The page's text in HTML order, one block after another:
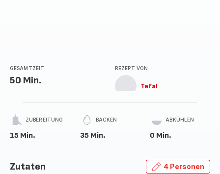
GESAMTZEIT
50 Min.
REZEPT VON
Tefal
ZUBEREITUNG
15 Min.
BACKEN
35 Min.
ABKÜHLEN
0 Min.
Zutaten 4 Personen